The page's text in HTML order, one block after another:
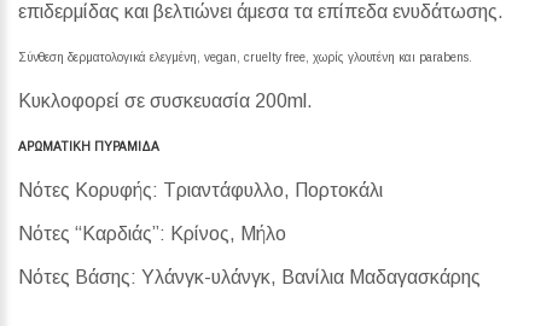
επιδερμίδας και βελτιώνει άμεσα τα επίπεδα ενυδάτωσης.
Σύνθεση δερματολογικά ελεγμένη, vegan, cruelty free, χωρίς γλουτένη και parabens.
Κυκλοφορεί σε συσκευασία 200ml.
ΑΡΩΜΑΤΙΚΗ ΠΥΡΑΜΙΔΑ
Νότες Κορυφής: Τριαντάφυλλο, Πορτοκάλι
Νότες “Καρδιάς”: Κρίνος, Μήλο
Νότες Βάσης: Υλάνγκ-υλάνγκ, Βανίλια Μαδαγασκάρης